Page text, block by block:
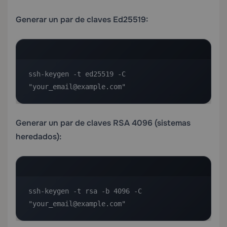
Generar un par de claves Ed25519:
ssh-keygen -t ed25519 -C
"your_email@example.com"
Generar un par de claves RSA 4096 (sistemas
heredados):
ssh-keygen -t rsa -b 4096 -C
"your_email@example.com"